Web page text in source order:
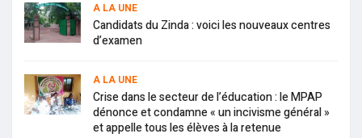
A LA UNE
Candidats du Zinda : voici les nouveaux centres
d’examen
A LA UNE
Crise dans le secteur de l’éducation : le MPAP
dénonce et condamne « un incivisme général »
et appelle tous les élèves à la retenue